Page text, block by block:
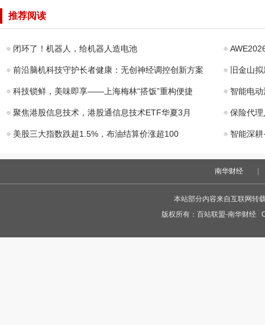
看大场面才过瘾
推荐阅读
闭环了！机器人，给机器人造电池
前沿脑机科技守护长者健康：无创神经调控创新方案 旧金山
科技锁鲜，美味即享——上海梅林“搭饭”重构便捷 智能电
聚焦港股信息技术，港股通信息技术ETF华夏3月 保险代
美股三大指数跌超1.5%，布油结算价涨超100 智能深
南华财经
本站部分内容来自互联网转
版权所有： 百站联盟-南华财经